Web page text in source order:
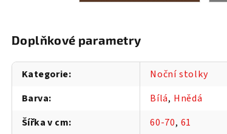
Doplňkové parametry
Kategorie:
Noční stolky
Barva: Bílá, Hnědá
Šířka v cm: 60-70, 61